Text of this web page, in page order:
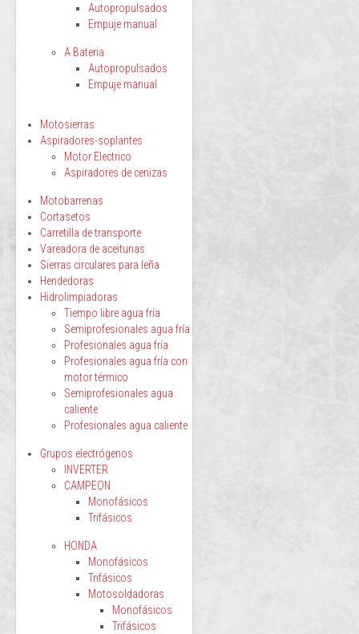
Autopropulsados
Empuje manual
A Bateria
Autopropulsados
Empuje manual
Motosierras
Aspiradores-soplantes
Motor Electrico
Aspiradores de cenizas
Motobarrenas
Cortasetos
Carretilla de transporte
Vareadora de aceitunas
Sierras circulares para leña
Hendedoras
Hidrolimpiadoras
Tiempo libre agua fría
Semiprofesionales agua fría
Profesionales agua fría
Profesionales agua fría con
motor térmico
Semiprofesionales agua
caliente
Profesionales agua caliente
Grupos electrógenos
INVERTER
CAMPEON
Monofásicos
Trifásicos
HONDA
Monofásicos
Trifásicos
Motosoldadoras
Monofásicos
Trifásicos